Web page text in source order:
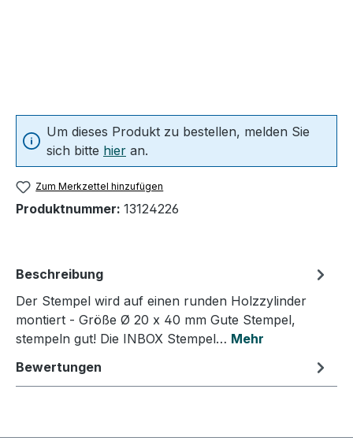
Um dieses Produkt zu bestellen, melden Sie
sich bitte hier an.
Zum Merkzettel hinzufügen
Produktnummer: 13124226
Beschreibung
Der Stempel wird auf einen runden Holzzylinder
montiert - Größe Ø 20 x 40 mm Gute Stempel,
stempeln gut! Die INBOX Stempel… Mehr
Bewertungen